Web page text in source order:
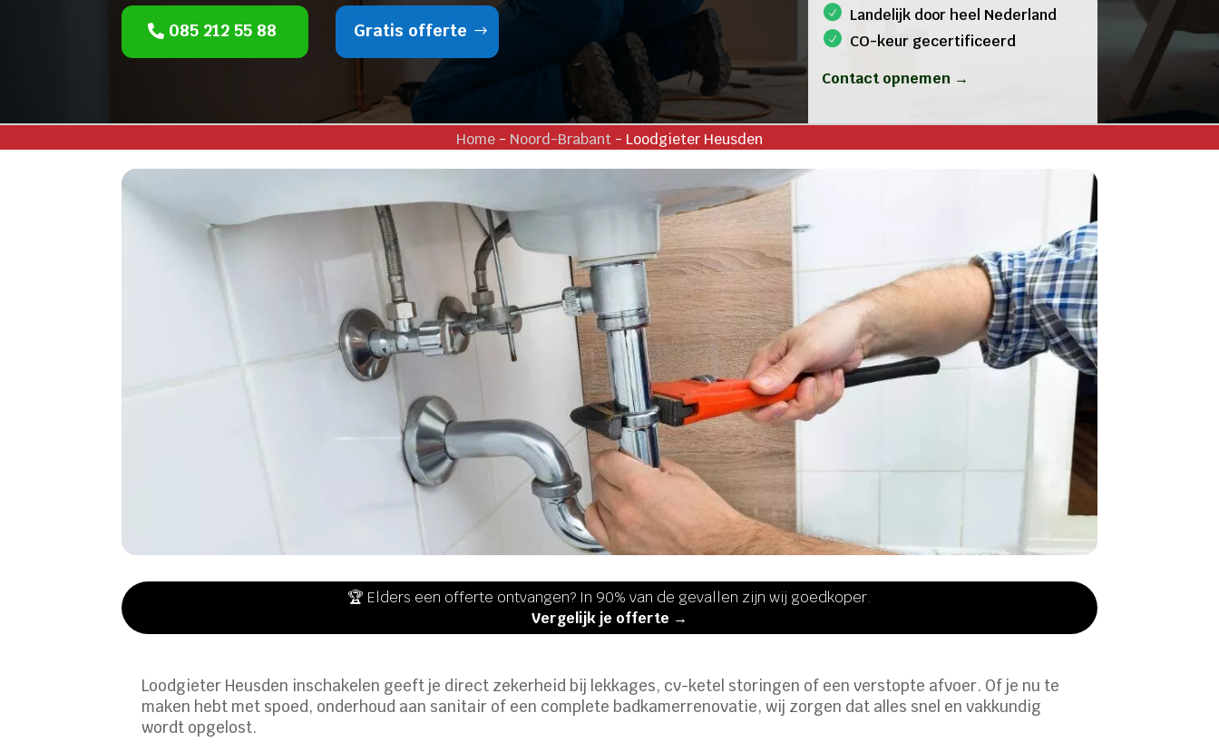
085 212 55 88 Gratis offerte
Landelijk door heel Nederland
CO-keur gecertificeerd
Contact opnemen →
Home - Noord-Brabant - Loodgieter Heusden
🏆 Elders een offerte ontvangen? In 90% van de gevallen zijn wij goedkoper.
Vergelijk je offerte →
Loodgieter Heusden inschakelen geeft je direct zekerheid bij lekkages, cv-ketel storingen of een verstopte afvoer. Of je nu te
maken hebt met spoed, onderhoud aan sanitair of een complete badkamerrenovatie, wij zorgen dat alles snel en vakkundig
wordt opgelost.